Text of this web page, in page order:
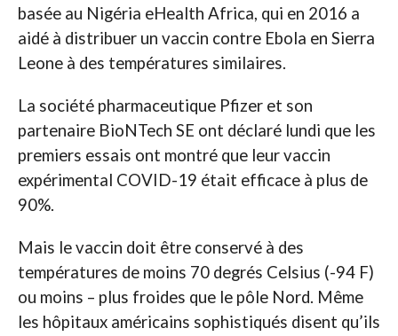
basée au Nigéria eHealth Africa, qui en 2016 a
aidé à distribuer un vaccin contre Ebola en Sierra
Leone à des températures similaires.
La société pharmaceutique Pfizer et son
partenaire BioNTech SE ont déclaré lundi que les
premiers essais ont montré que leur vaccin
expérimental COVID-19 était efficace à plus de
90%.
Mais le vaccin doit être conservé à des
températures de moins 70 degrés Celsius (-94 F)
ou moins – plus froides que le pôle Nord. Même
les hôpitaux américains sophistiqués disent qu’ils